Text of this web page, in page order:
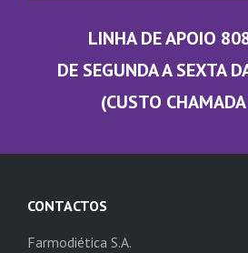
LINHA DE APOIO
DE SEGUNDA A SEXTA
(CUSTO
CONTACTOS
Farmodiética S.A.